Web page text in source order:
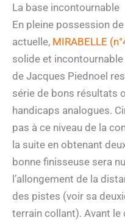
La base incontournable
En pleine possession
actuelle, MIRABELLE
solide et
de Jacques Piednoel
série de bons résultats
handicaps analogues.
pas à ce niveau de la
la suite en obtenant
bonne finisseuse sera
l’allongement de la
des pistes (voir sa
terrain collant). Avant le